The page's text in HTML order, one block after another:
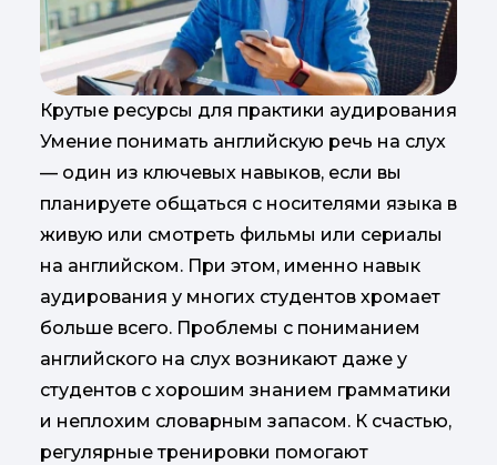
Крутые ресурсы для практики аудирования
Умение понимать английскую речь на слух
— один из ключевых навыков, если вы
планируете общаться с носителями языка в
живую или смотреть фильмы или сериалы
на английском. При этом, именно навык
аудирования у многих студентов хромает
больше всего. Проблемы с пониманием
английского на слух возникают даже у
студентов с хорошим знанием грамматики
и неплохим словарным запасом. К счастью,
регулярные тренировки помогают